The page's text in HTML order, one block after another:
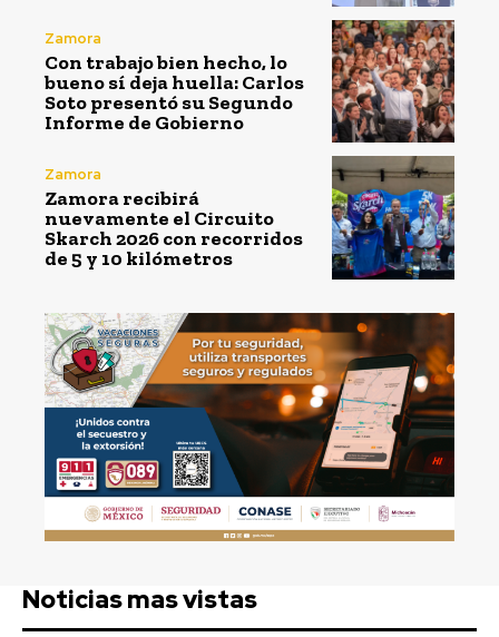
Zamora
Con trabajo bien hecho, lo
bueno sí deja huella: Carlos
Soto presentó su Segundo
Informe de Gobierno
Zamora
Zamora recibirá
nuevamente el Circuito
Skarch 2026 con recorridos
de 5 y 10 kilómetros
Noticias mas vistas